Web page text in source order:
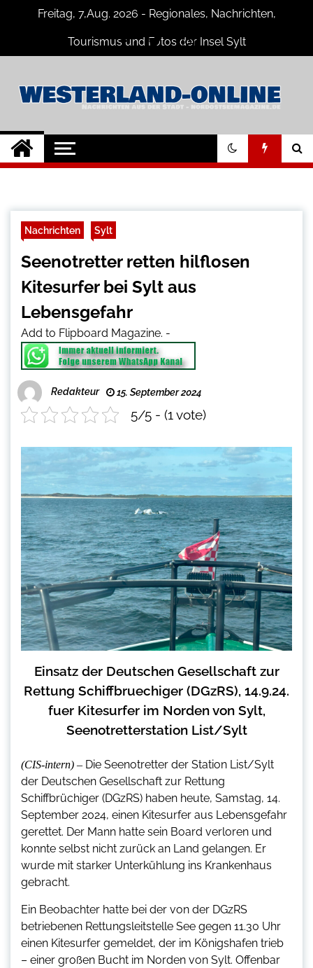
Freitag, 7,Aug. 2026 - Regionales, Nachrichten,
Tourismus und Fotos der Insel Sylt
Westerland-online
Neuigkeiten und Nachrichten von der
Insel Sylt und Westerland
Nachrichten Sylt
Seenotretter retten hilflosen
Kitesurfer bei Sylt aus
Lebensgefahr
Add to Flipboard Magazine. -
Redakteur 15. September 2024
5/5 - (1 vote)
Einsatz der Deutschen Gesellschaft zur
Rettung Schiffbruechiger (DGzRS), 14.9.24.
fuer Kitesurfer im Norden von Sylt,
Seenotretterstation List/Sylt
(CIS-intern) – Die Seenotretter der Station List/Sylt
der Deutschen Gesellschaft zur Rettung
Schiffbrüchiger (DGzRS) haben heute, Samstag, 14.
September 2024, einen Kitesurfer aus Lebensgefahr
gerettet. Der Mann hatte sein Board verloren und
konnte selbst nicht zurück an Land gelangen. Er
wurde mit starker Unterkühlung ins Krankenhaus
gebracht.
Ein Beobachter hatte bei der von der DGzRS
betriebenen Rettungsleitstelle See gegen 11.30 Uhr
einen Kitesurfer gemeldet, der im Königshafen trieb
– einer großen Bucht im Norden von Sylt. Offenbar